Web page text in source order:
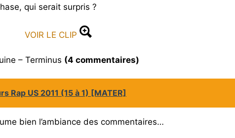
qui serait surpris ?
VOIR LE CLIP
– Terminus (4 commentaires)
Rap US 2011 (15 à 1) [MATER]
bien l’ambiance des commentaires…